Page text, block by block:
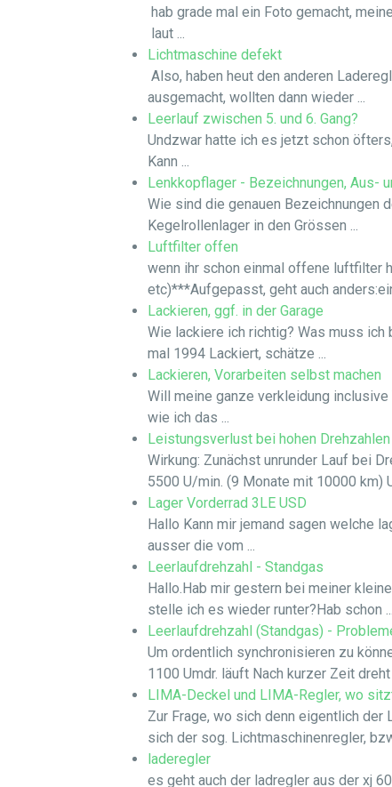
hab grade mal ein Foto gemacht,
laut ...
Lichtmaschine defekt
Also, haben heut den anderen
ausgemacht, wollten dann wieder ...
Leerlauf zwischen 5. und 6. Gang?
Undzwar hatte ich es jetzt schon
Kann ...
Lenkkopflager - Bezeichnungen, Aus-
Wie sind die genauen Bezeichnungen
Kegelrollenlager in den Grössen ...
Luftfilter offen
wenn ihr schon einmal offene luftfilter
etc)***Aufgepasst, geht auch
Lackieren, ggf. in der Garage
Wie lackiere ich richtig? Was muss ich
mal 1994 Lackiert, schätze ...
Lackieren, Vorarbeiten selbst machen
Will meine ganze verkleidung inclusive
wie ich das ...
Leistungsverlust bei hohen Drehzahlen
Wirkung: Zunächst unrunder Lauf bei
5500 U/min. (9 Monate mit 10000 km)
Lager Vorderrad 3LE USD
Hallo Kann mir jemand sagen welche
ausser die vom ...
Leerlaufdrehzahl - Standgas
Hallo.Hab mir gestern bei meiner
stelle ich es wieder runter?Hab schon ...
Leerlaufdrehzahl (Standgas) -
Um ordentlich synchronisieren zu
1100 Umdr. läuft Nach kurzer Zeit dreht
LIMA-Deckel und LIMA-Regler, wo
Zur Frage, wo sich denn eigentlich
sich der sog. Lichtmaschinenregler, bzw.
laderegler
es geht auch der ladregler aus der xj